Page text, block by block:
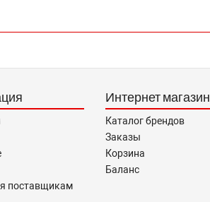
поставщикам
Интернет магазин
Каталог брендов
Заказы
Корзина
Баланс